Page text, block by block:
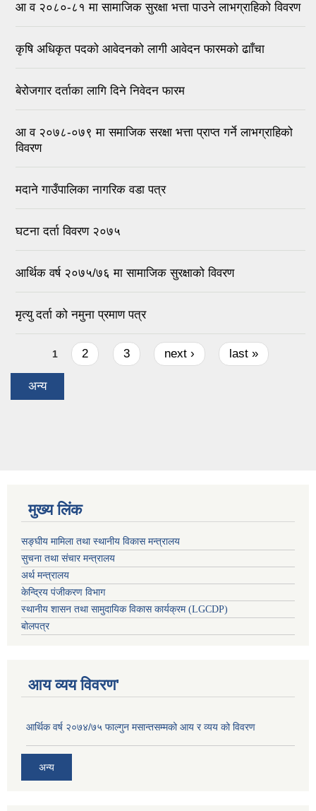
आ व २०८०-८१ मा सामाजिक सुरक्षा भत्ता पाउने लाभग्राहिको विवरण
कृषि अधिकृत पदको आवेदनको लागी आवेदन फारमको ढााँचा
बेरोजगार दर्ताका लागि दिने निवेदन फारम
आ व २०७८-०७९ मा समाजिक सरक्षा भत्ता प्राप्त गर्ने लाभग्राहिको
विवरण
मदाने गाउँपालिका नागरिक वडा पत्र
घटना दर्ता विवरण २०७५
आर्थिक वर्ष २०७५/७६ मा सामाजिक सुरक्षाको विवरण
मृत्यु दर्ता को नमुना प्रमाण पत्र
Pages
1 2 3 next › last »
अन्य
मुख्य लिंक
सङ्घीय मामिला तथा स्थानीय विकास मन्त्रालय
सुचना तथा संचार मन्त्रालय
अर्थ मन्त्रालय
केन्द्रिय पंजीकरण विभाग
स्थानीय शासन तथा सामुदायिक विकास कार्यक्रम (LGCDP)
बोलपत्र
आय व्यय विवरण'
आर्थिक वर्ष २०७४/७५ फाल्गुन मसान्तसम्मको आय र व्यय को विवरण
अन्य